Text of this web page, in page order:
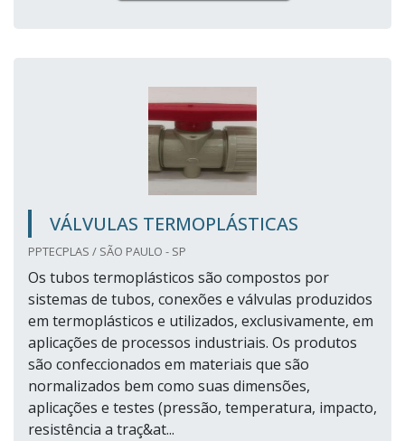
VÁLVULAS TERMOPLÁSTICAS
PPTECPLAS / SÃO PAULO - SP
Os tubos termoplásticos são compostos por
sistemas de tubos, conexões e válvulas produzidos
em termoplásticos e utilizados, exclusivamente, em
aplicações de processos industriais. Os produtos
são confeccionados em materiais que são
normalizados bem como suas dimensões,
aplicações e testes (pressão, temperatura, impacto,
resistência a traç&at...